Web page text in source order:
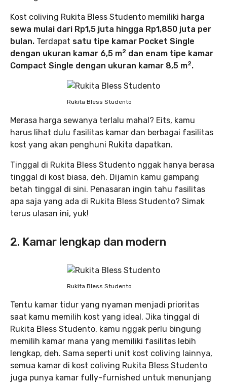
Kost coliving Rukita Bless Studento memiliki harga
sewa mulai dari Rp1,5 juta hingga Rp1,850 juta per
bulan. Terdapat satu tipe kamar Pocket Single
dengan ukuran kamar 6,5 m2 dan enam tipe kamar
Compact Single dengan ukuran kamar 8,5 m2.
Rukita Bless Studento
Merasa harga sewanya terlalu mahal? Eits, kamu
harus lihat dulu fasilitas kamar dan berbagai fasilitas
kost yang akan penghuni Rukita dapatkan.
Tinggal di Rukita Bless Studento nggak hanya berasa
tinggal di kost biasa, deh. Dijamin kamu gampang
betah tinggal di sini. Penasaran ingin tahu fasilitas
apa saja yang ada di Rukita Bless Studento? Simak
terus ulasan ini, yuk!
2. Kamar lengkap dan modern
Rukita Bless Studento
Tentu kamar tidur yang nyaman menjadi prioritas
saat kamu memilih kost yang ideal. Jika tinggal di
Rukita Bless Studento, kamu nggak perlu bingung
memilih kamar mana yang memiliki fasilitas lebih
lengkap, deh. Sama seperti unit kost coliving lainnya,
semua kamar di kost coliving Rukita Bless Studento
juga punya kamar fully-furnished untuk menunjang